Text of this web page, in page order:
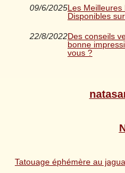
09/6/2025Les
Disponibles
22/8/2022Des conseils
bonne
vous ?
Tatouage éphémère au